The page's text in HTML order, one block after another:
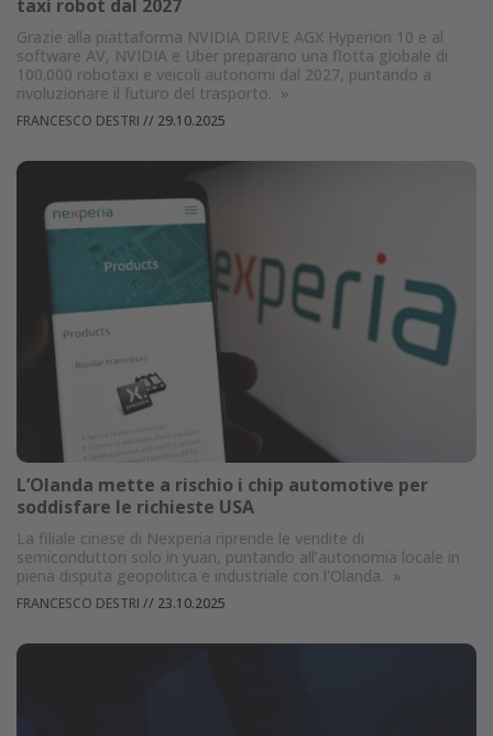
taxi robot dal 2027
Grazie alla piattaforma NVIDIA DRIVE AGX Hyperion 10 e al
software AV, NVIDIA e Uber preparano una flotta globale di
100.000 robotaxi e veicoli autonomi dal 2027, puntando a
rivoluzionare il futuro del trasporto. »
FRANCESCO DESTRI // 29.10.2025
L’Olanda mette a rischio i chip automotive per
soddisfare le richieste USA
La filiale cinese di Nexperia riprende le vendite di
semiconduttori solo in yuan, puntando all’autonomia locale in
piena disputa geopolitica e industriale con l'Olanda. »
FRANCESCO DESTRI // 23.10.2025